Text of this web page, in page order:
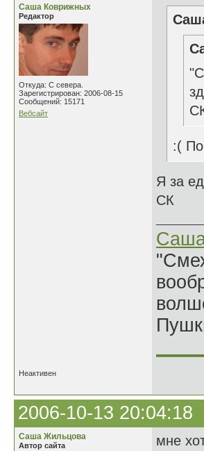
Саша Коврижных
Редактор
Откуда: С севера.
Зарегистрирован: 2006-08-15
Сообщений: 15171
Вебсайт
:(
Я за
СК
Неактивен
2006-10-13 20:04:18
Саша Жильцова
Автор сайта
мне